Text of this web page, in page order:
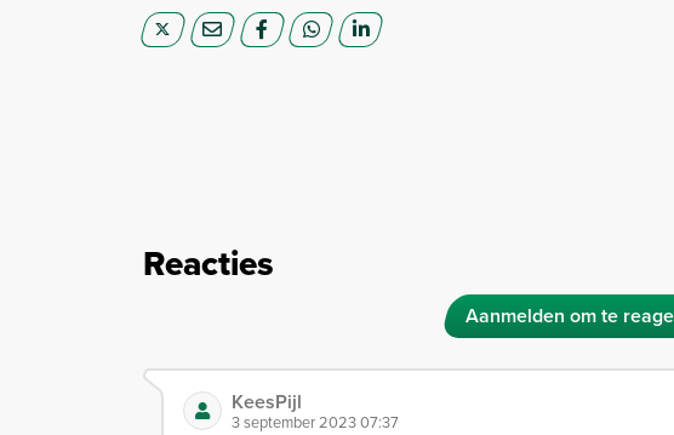
Reacties
Aanmelden om te
KeesPijl
3 september 2023 07:37